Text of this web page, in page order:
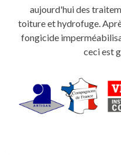
aujourd'hui des
toiture et hydrofuge.
fongicide
ceci est